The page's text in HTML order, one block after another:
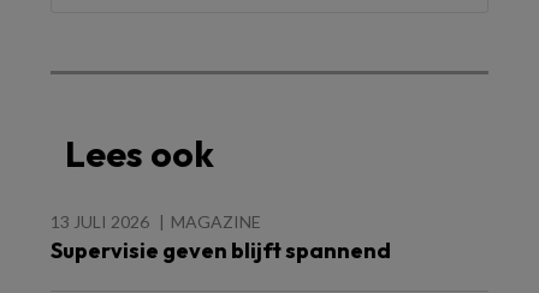
Lees ook
13 JULI 2026 MAGAZINE
Supervisie geven blijft spannend